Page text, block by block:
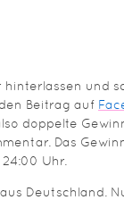
und
Beitrag auf
doppelte
Das
Uhr.
Deutschland.